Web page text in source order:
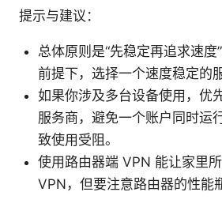
提示与建议：
总体原则是“先稳定再追求速度
前提下，选择一个速度稳定的
如果你涉及多台设备使用，优
服务商，避免一个账户同时运
致使用受阻。
使用路由器端 VPN 能让家里
VPN，但要注意路由器的性能